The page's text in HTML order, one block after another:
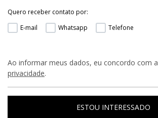
Quero receber contato por:
E-mail
Whatsapp Telefone
Ao informar meus dados, eu concordo com a
privacidade.
ESTOU INTERESSADO